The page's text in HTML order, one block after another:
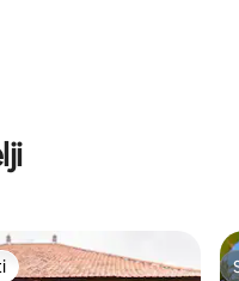
22
s oznakom